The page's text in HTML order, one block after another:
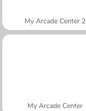
My Arcade Center 2
My Arcade Center